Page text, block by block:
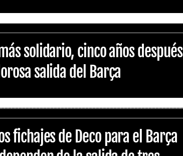
solidario, cinco años después
salida del Barça
fichajes de Deco para el Barça